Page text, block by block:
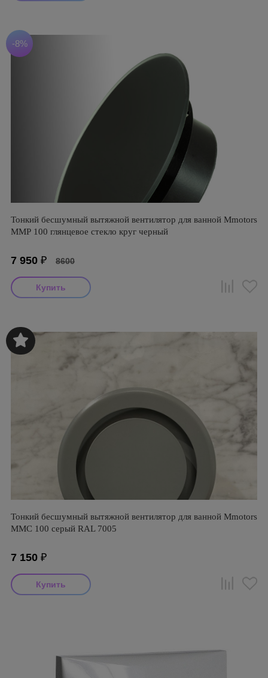
-8%
Тонкий бесшумный вытяжной вентилятор для ванной Mmotors
ММР 100 глянцевое стекло круг черный
7 950 ₽ 8600
Тонкий бесшумный вытяжной вентилятор для ванной Mmotors
ММC 100 серый RAL 7005
7 150 ₽